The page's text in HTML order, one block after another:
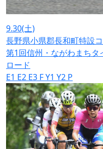
9.30(土)
長野県小県郡長和町特設
第1回信州・ながわまちタ
ロード
E1 E2 E3 FY1 Y2 P